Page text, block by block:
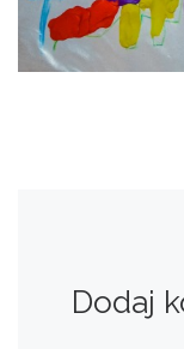
Dodaj